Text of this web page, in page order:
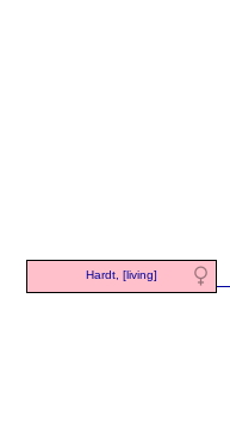
Hardt, [living]